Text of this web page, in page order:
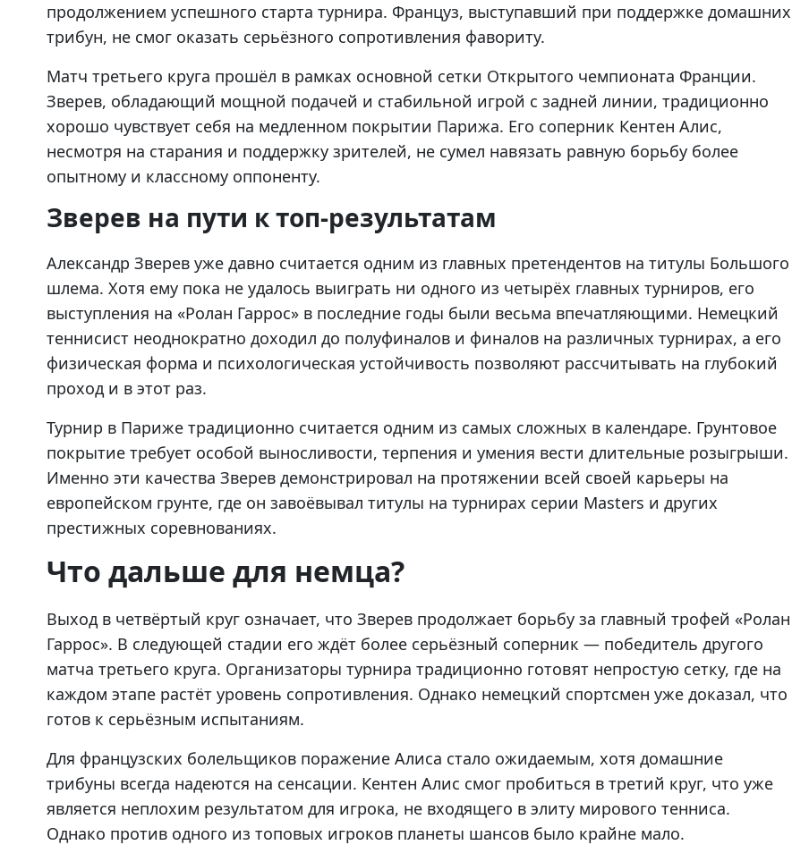
продолжением успешного старта турнира. Француз, выступавший при поддержке домашних
трибун, не смог оказать серьёзного сопротивления фавориту.
Матч третьего круга прошёл в рамках основной сетки Открытого чемпионата Франции.
Зверев, обладающий мощной подачей и стабильной игрой с задней линии, традиционно
хорошо чувствует себя на медленном покрытии Парижа. Его соперник Кентен Алис,
несмотря на старания и поддержку зрителей, не сумел навязать равную борьбу более
опытному и классному оппоненту.
Зверев на пути к топ-результатам
Александр Зверев уже давно считается одним из главных претендентов на титулы Большого
шлема. Хотя ему пока не удалось выиграть ни одного из четырёх главных турниров, его
выступления на «Ролан Гаррос» в последние годы были весьма впечатляющими. Немецкий
теннисист неоднократно доходил до полуфиналов и финалов на различных турнирах, а его
физическая форма и психологическая устойчивость позволяют рассчитывать на глубокий
проход и в этот раз.
Турнир в Париже традиционно считается одним из самых сложных в календаре. Грунтовое
покрытие требует особой выносливости, терпения и умения вести длительные розыгрыши.
Именно эти качества Зверев демонстрировал на протяжении всей своей карьеры на
европейском грунте, где он завоёвывал титулы на турнирах серии Masters и других
престижных соревнованиях.
Что дальше для немца?
Выход в четвёртый круг означает, что Зверев продолжает борьбу за главный трофей «Ролан
Гаррос». В следующей стадии его ждёт более серьёзный соперник — победитель другого
матча третьего круга. Организаторы турнира традиционно готовят непростую сетку, где на
каждом этапе растёт уровень сопротивления. Однако немецкий спортсмен уже доказал, что
готов к серьёзным испытаниям.
Для французских болельщиков поражение Алиса стало ожидаемым, хотя домашние
трибуны всегда надеются на сенсации. Кентен Алис смог пробиться в третий круг, что уже
является неплохим результатом для игрока, не входящего в элиту мирового тенниса.
Однако против одного из топовых игроков планеты шансов было крайне мало.